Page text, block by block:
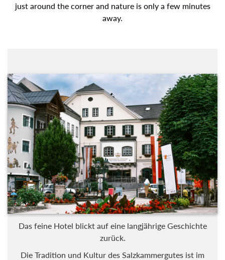
just around the corner and nature is only a few minutes
away.
Das feine Hotel blickt auf eine langjährige Geschichte
zurück.
Die Tradition und Kultur des Salzkammergutes ist im